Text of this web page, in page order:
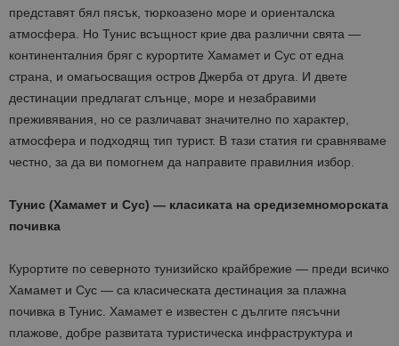
представят бял пясък, тюркоазено море и ориенталска
атмосфера. Но Тунис всъщност крие два различни свята —
континенталния бряг с курортите Хамамет и Сус от една
страна, и омагьосващия остров Джерба от друга. И двете
дестинации предлагат слънце, море и незабравими
преживявания, но се различават значително по характер,
атмосфера и подходящ тип турист. В тази статия ги сравняваме
честно, за да ви помогнем да направите правилния избор.
Тунис (Хамамет и Сус) — класиката на средиземноморската
почивка
Курортите по северното тунизийско крайбрежие — преди всичко
Хамамет и Сус — са класическата дестинация за плажна
почивка в Тунис. Хамамет е известен с дългите пясъчни
плажове, добре развитата туристическа инфраструктура и